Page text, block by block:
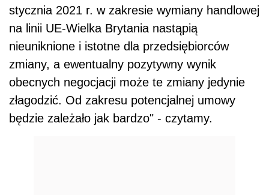
stycznia 2021 r. w zakresie wymiany handlowej
na linii UE-Wielka Brytania nastąpią
nieuniknione i istotne dla przedsiębiorców
zmiany, a ewentualny pozytywny wynik
obecnych negocjacji może te zmiany jedynie
złagodzić. Od zakresu potencjalnej umowy
będzie zależało jak bardzo" - czytamy.